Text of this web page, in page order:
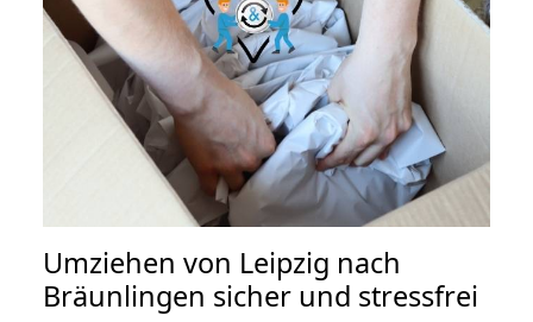
Umziehen von Leipzig nach
Bräunlingen sicher und stressfrei